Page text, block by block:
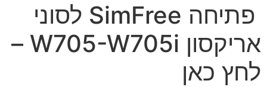
פתיחה SimFree לסוני
אריקסון W705-W705i –
לחץ כאן